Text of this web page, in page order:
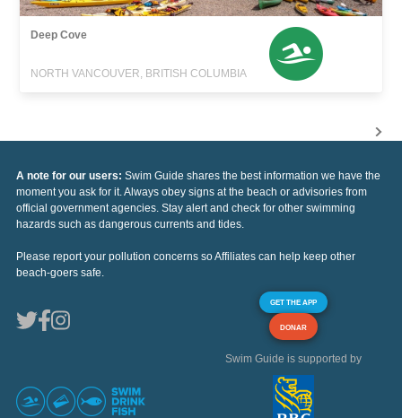
Deep Cove
NORTH VANCOUVER, BRITISH COLUMBIA
A note for our users: Swim Guide shares the best information we have the
moment you ask for it. Always obey signs at the beach or advisories from
official government agencies. Stay alert and check for other swimming
hazards such as dangerous currents and tides.
Please report your pollution concerns so Affiliates can help keep other
beach-goers safe.
GET THE APP
DONAR
Swim Guide is supported by